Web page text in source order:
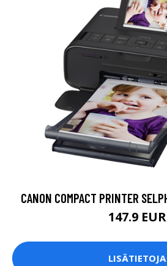
CANON COMPACT PRINTER
147.9 EUR
LISÄTIETOJA